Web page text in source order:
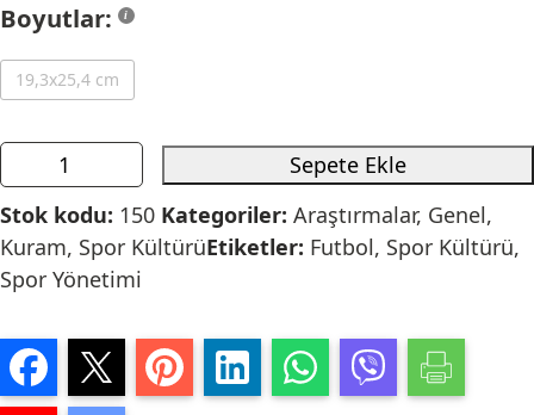
Boyutlar:
19,3x25,4 cm
Sepete Ekle
Stok kodu: 150 Kategoriler: Araştırmalar, Genel,
Kuram, Spor KültürüEtiketler: Futbol, Spor Kültürü,
Spor Yönetimi